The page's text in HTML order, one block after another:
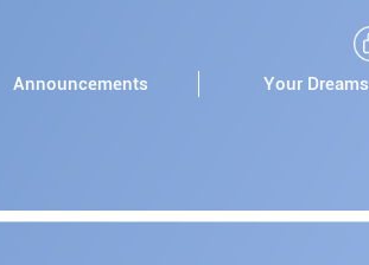
Announcements Your Dreams